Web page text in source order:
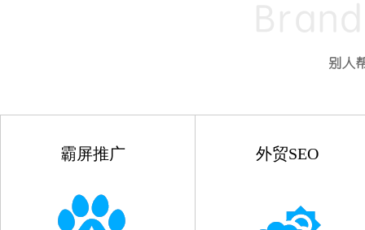
霸屏推广 外贸SEO